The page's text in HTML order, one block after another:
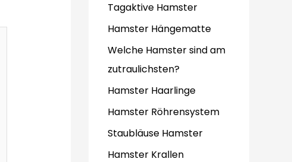
Tagaktive Hamster
Hamster Hängematte
Welche Hamster sind am
zutraulichsten?
Hamster Haarlinge
Hamster Röhrensystem
Staubläuse Hamster
Hamster Krallen